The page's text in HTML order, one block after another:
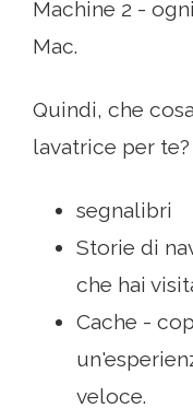
Machine 2 -
Mac.
Quindi, che
lavatrice per te?
segnalibri
Storie di
che hai
Cache -
veloce.